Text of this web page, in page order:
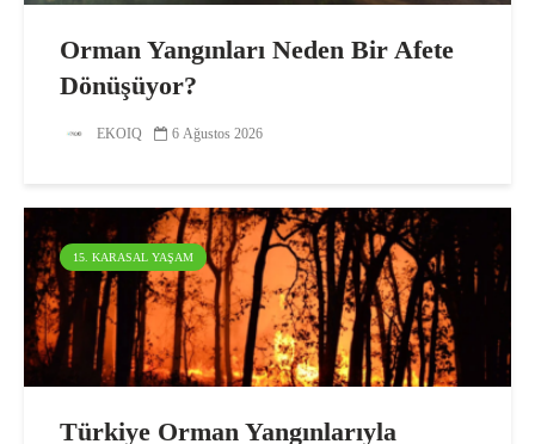
Orman Yangınları Neden Bir Afete
Dönüşüyor?
EKOIQ 6 Ağustos 2026
15. KARASAL YAŞAM
Türkiye Orman Yangınlarıyla